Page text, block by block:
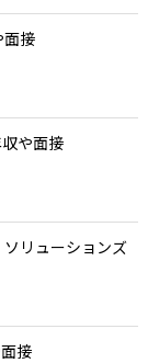
接
や面接
リューションズ
接